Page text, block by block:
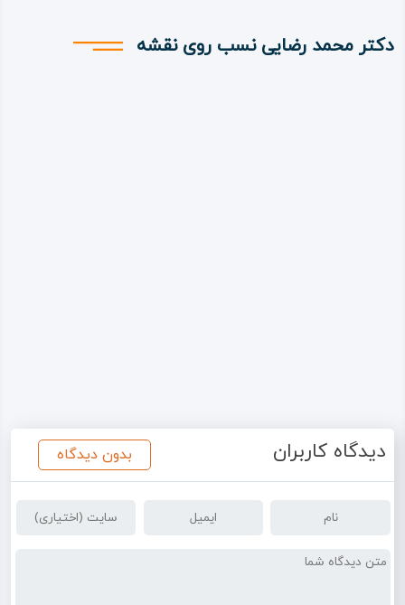
دکتر محمد رضایی نسب روی نقشه
دیدگاه کاربران بدون دیدگاه